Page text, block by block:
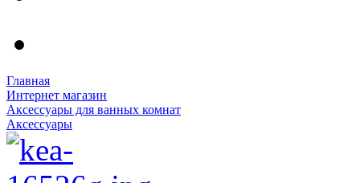
Главная
Интернет магазин
Аксессуары для ванных комнат
Аксессуары